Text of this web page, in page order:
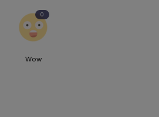
0
Wow